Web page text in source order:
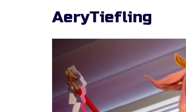
AeryTiefling